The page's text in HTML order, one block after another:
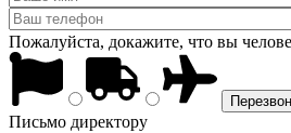
Пожалуйста, докажите, что вы
Письмо директору